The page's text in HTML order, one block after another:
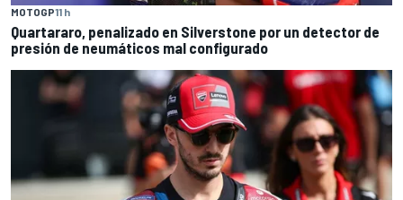
MOTOGP11 h
Quartararo, penalizado en Silverstone por un detector de
presión de neumáticos mal configurado